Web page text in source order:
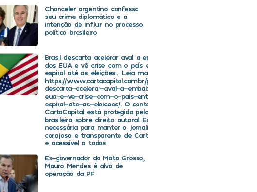
Chanceler argentino confessa
seu crime diplomático e a
intenção de influir no processo
político brasileiro
Brasil descarta acelerar aval a embaixador
dos EUA e vê crise com o país entrar em
espiral até as eleições… Leia mais em
https://www.cartacapital.com.br/politica/brasil-
descarta-acelerar-aval-a-embaixador-dos-
eua-e-ve-crise-com-o-pais-entrar-em-
espiral-ate-as-eleicoes/. O conteúdo de
CartaCapital está protegido pela legislação
brasileira sobre direito autoral. Essa defesa é
necessária para manter o jornalismo
corajoso e transparente de CartaCapital vivo
e acessível a todos
Ex-governador do Mato Grosso,
Mauro Mendes é alvo de
operação da PF